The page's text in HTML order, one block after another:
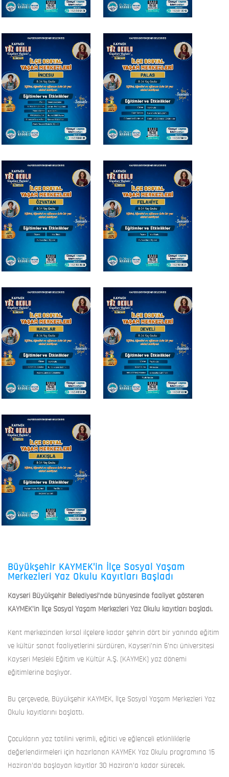
Büyükşehir KAYMEK’in İlçe Sosyal Yaşam
Merkezleri Yaz Okulu Kayıtları Başladı
Kayseri Büyükşehir Belediyesi’nde bünyesinde faaliyet gösteren
KAYMEK’in İlçe Sosyal Yaşam Merkezleri Yaz Okulu kayıtları başladı.
Kent merkezinden kırsal ilçelere kadar şehrin dört bir yanında eğitim
ve kültür sanat faaliyetlerini sürdüren, Kayseri’nin 6’ncı üniversitesi
Kayseri Mesleki Eğitim ve Kültür A.Ş. (KAYMEK) yaz dönemi
eğitimlerine başlıyor.
Bu çerçevede, Büyükşehir KAYMEK, İlçe Sosyal Yaşam Merkezleri Yaz
Okulu kayıtlarını başlattı.
Çocukların yaz tatilini verimli, eğitici ve eğlenceli etkinliklerle
değerlendirmeleri için hazırlanan KAYMEK Yaz Okulu programına 15
Haziran’da başlayan kayıtlar 30 Haziran’a kadar sürecek.